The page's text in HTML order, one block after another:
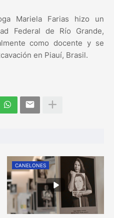
Mariela Farias hizo un
Federal de Río Grande,
como docente y se
en Piauí, Brasil.
CANELONES